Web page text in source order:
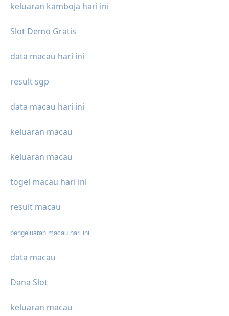
keluaran kamboja hari ini
Slot Demo Gratis
data macau hari ini
result sgp
data macau hari ini
keluaran macau
keluaran macau
togel macau hari ini
result macau
pengeluaran macau hari ini
data macau
Dana Slot
keluaran macau